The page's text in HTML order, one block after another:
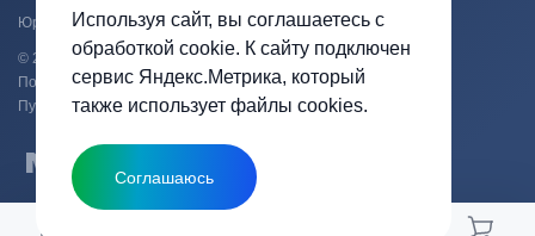
Юридический адрес: Москва, Каширское шоссе, вл63к1
© 2023-2026 luckysystems.ru | Все права защищены
Политика конфиденциальности
Публичная оферта
Используя сайт, вы соглашаетесь с
обработкой cookie. К сайту подключен
сервис Яндекс.Метрика, который
также использует файлы cookies.
Соглашаюсь